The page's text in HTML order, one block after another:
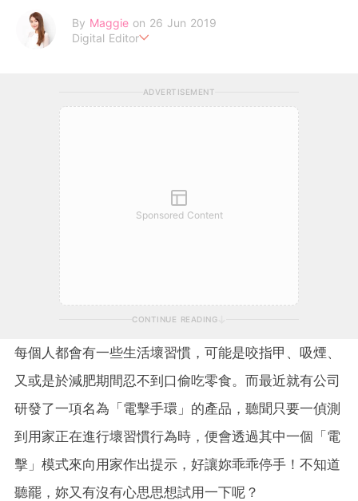
By Maggie on 26 Jun 2019
Digital Editor
ADVERTISEMENT
Sponsored Content
CONTINUE READING
每個人都會有一些生活壞習慣，可能是咬指甲、吸煙、
又或是於減肥期間忍不到口偷吃零食。而最近就有公司
研發了一項名為「電擊手環」的產品，聽聞只要一偵測
到用家正在進行壞習慣行為時，便會透過其中一個「電
擊」模式來向用家作出提示，好讓妳乖乖停手！不知道
聽罷，妳又有沒有心思思想試用一下呢？